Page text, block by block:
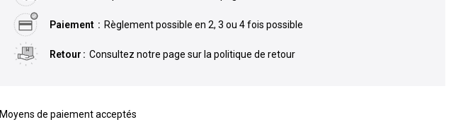
Paiement Règlement possible en 2, 3 ou 4 fois possible
Retour Consultez notre page sur la politique de retour
Moyens de paiement acceptés